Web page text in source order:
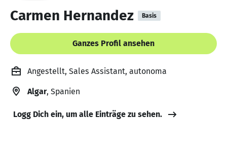
Carmen Hernandez Basis
Ganzes Profil ansehen
Angestellt, Sales Assistant, autonoma
Algar, Spanien
Logg Dich ein, um alle Einträge zu sehen.